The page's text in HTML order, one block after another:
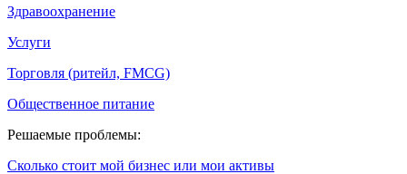
Здравоохранение
Услуги
Торговля (ритейл, FMCG)
Общественное питание
Решаемые проблемы:
Сколько стоит мой бизнес или мои активы